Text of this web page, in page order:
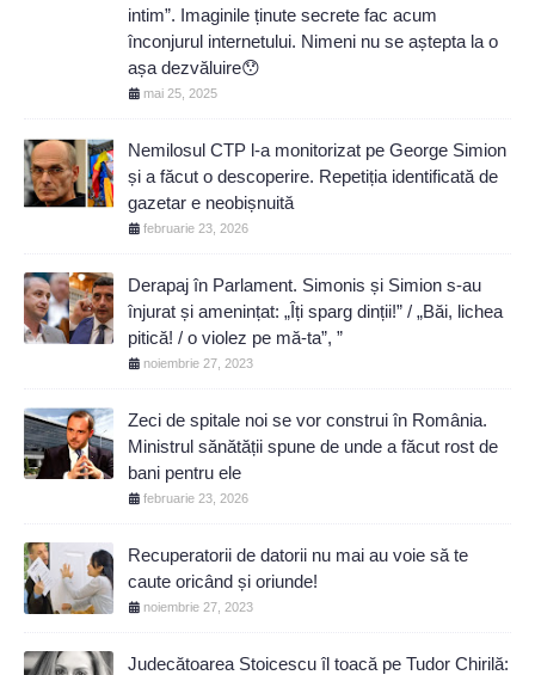
intim”. Imaginile ținute secrete fac acum
înconjurul internetului. Nimeni nu se aștepta la o
așa dezvăluire😯
mai 25, 2025
Nemilosul CTP l-a monitorizat pe George Simion
și a făcut o descoperire. Repetiția identificată de
gazetar e neobișnuită
februarie 23, 2026
Derapaj în Parlament. Simonis și Simion s-au
înjurat și amenințat: „Îți sparg dinții!” / „Băi, lichea
pitică! / o violez pe mă-ta”, ”
noiembrie 27, 2023
Zeci de spitale noi se vor construi în România.
Ministrul sănătății spune de unde a făcut rost de
bani pentru ele
februarie 23, 2026
Recuperatorii de datorii nu mai au voie să te
caute oricând și oriunde!
noiembrie 27, 2023
Judecătoarea Stoicescu îl toacă pe Tudor Chirilă: